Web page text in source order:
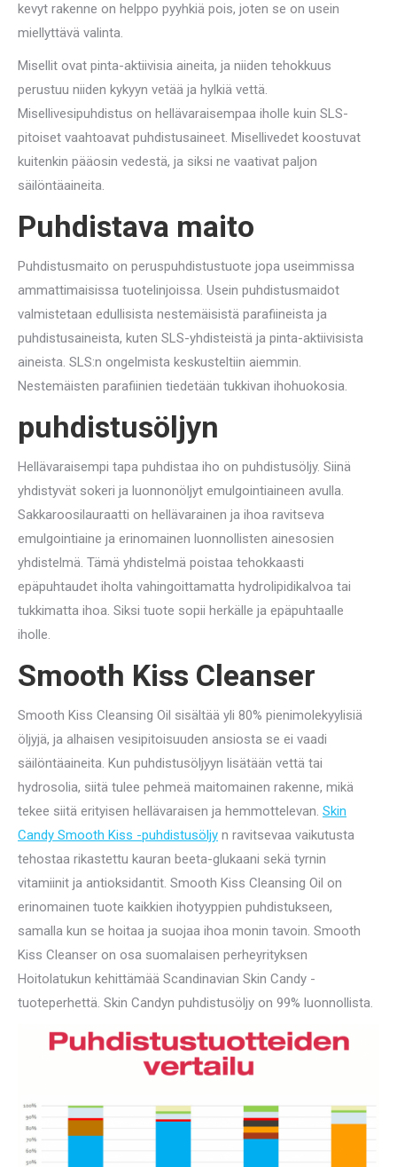
kevyt rakenne on helppo pyyhkiä pois, joten se on usein
miellyttävä valinta.
Misellit ovat pinta-aktiivisia aineita, ja niiden tehokkuus
perustuu niiden kykyyn vetää ja hylkiä vettä.
Misellivesipuhdistus on hellävaraisempaa iholle kuin SLS-
pitoiset vaahtoavat puhdistusaineet. Misellivedet koostuvat
kuitenkin pääosin vedestä, ja siksi ne vaativat paljon
säilöntäaineita.
Puhdistava maito
Puhdistusmaito on peruspuhdistustuote jopa useimmissa
ammattimaisissa tuotelinjoissa. Usein puhdistusmaidot
valmistetaan edullisista nestemäisistä parafiineista ja
puhdistusaineista, kuten SLS-yhdisteistä ja pinta-aktiivisista
aineista. SLS:n ongelmista keskusteltiin aiemmin.
Nestemäisten parafiinien tiedetään tukkivan ihohuokosia.
puhdistusöljyn
Hellävaraisempi tapa puhdistaa iho on puhdistusöljy. Siinä
yhdistyvät sokeri ja luonnonöljyt emulgointiaineen avulla.
Sakkaroosilauraatti on hellävarainen ja ihoa ravitseva
emulgointiaine ja erinomainen luonnollisten ainesosien
yhdistelmä. Tämä yhdistelmä poistaa tehokkaasti
epäpuhtaudet iholta vahingoittamatta hydrolipidikalvoa tai
tukkimatta ihoa. Siksi tuote sopii herkälle ja epäpuhtaalle
iholle.
Smooth Kiss Cleanser
Smooth Kiss Cleansing Oil sisältää yli 80% pienimolekyylisiä
öljyjä, ja alhaisen vesipitoisuuden ansiosta se ei vaadi
säilöntäaineita. Kun puhdistusöljyyn lisätään vettä tai
hydrosolia, siitä tulee pehmeä maitomainen rakenne, mikä
tekee siitä erityisen hellävaraisen ja hemmottelevan. Skin
Candy Smooth Kiss -puhdistusöljy n ravitsevaa vaikutusta
tehostaa rikastettu kauran beeta-glukaani sekä tyrnin
vitamiinit ja antioksidantit. Smooth Kiss Cleansing Oil on
erinomainen tuote kaikkien ihotyyppien puhdistukseen,
samalla kun se hoitaa ja suojaa ihoa monin tavoin. Smooth
Kiss Cleanser on osa suomalaisen perheyrityksen
Hoitolatukun kehittämää Scandinavian Skin Candy -
tuoteperhettä. Skin Candyn puhdistusöljy on 99% luonnollista.